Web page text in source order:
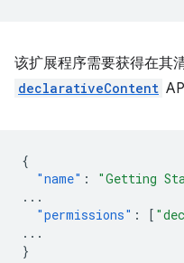
该扩展程序需要获得在其
declarativeContent
{
"name" : "Getting
...
"permissions" : [
...
}